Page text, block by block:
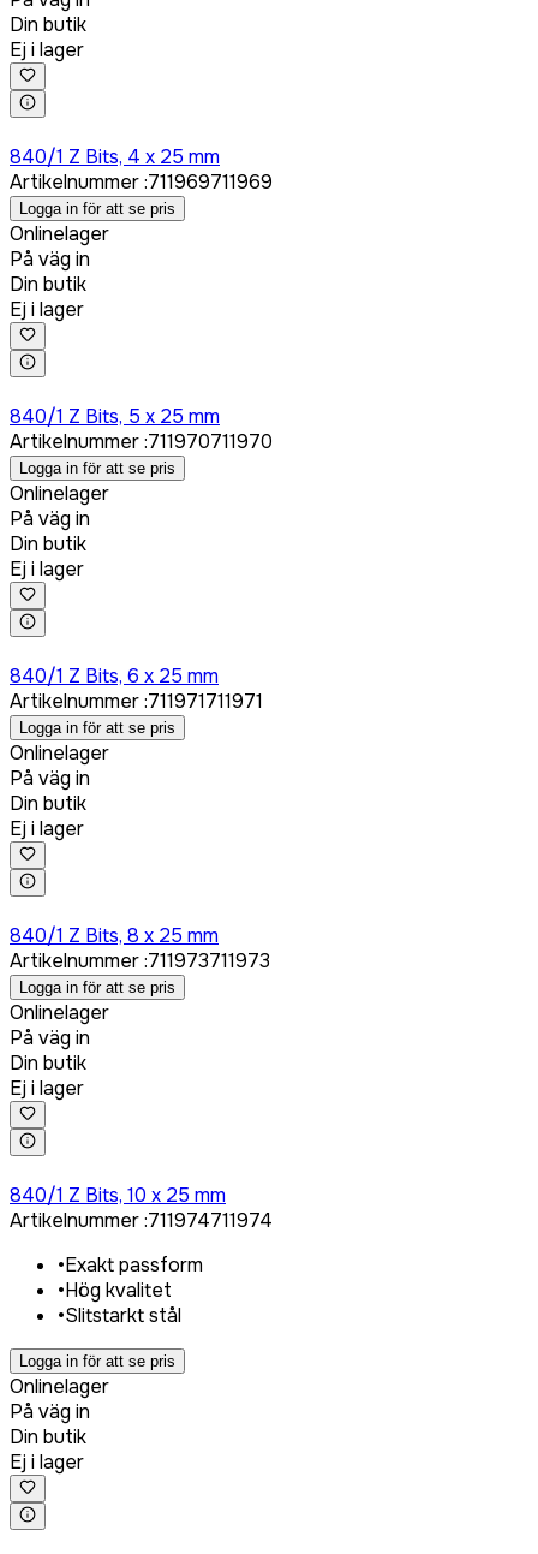
Din butik
Ej i lager
840/1 Z Bits, 4 x 25 mm
Artikelnummer:711969711969
Logga in för att se pris
Onlinelager
På väg in
Din butik
Ej i lager
840/1 Z Bits, 5 x 25 mm
Artikelnummer:711970711970
Logga in för att se pris
Onlinelager
På väg in
Din butik
Ej i lager
840/1 Z Bits, 6 x 25 mm
Artikelnummer:711971711971
Logga in för att se pris
Onlinelager
På väg in
Din butik
Ej i lager
840/1 Z Bits, 8 x 25 mm
Artikelnummer:711973711973
Logga in för att se pris
Onlinelager
På väg in
Din butik
Ej i lager
840/1 Z Bits, 10 x 25 mm
Artikelnummer:711974711974
•Exakt passform
•Hög kvalitet
•Slitstarkt stål
Logga in för att se pris
Onlinelager
På väg in
Din butik
Ej i lager